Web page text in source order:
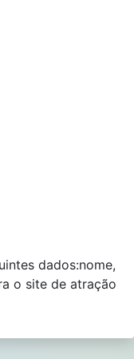
dados:nome,
o site de atração